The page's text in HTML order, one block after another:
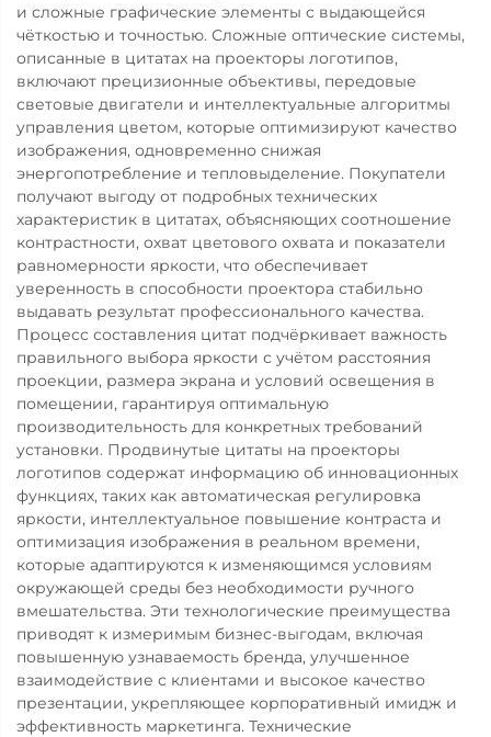
и сложные графические элементы с выдающейся
чёткостью и точностью. Сложные оптические системы,
описанные в цитатах на проекторы логотипов,
включают прецизионные объективы, передовые
световые двигатели и интеллектуальные алгоритмы
управления цветом, которые оптимизируют качество
изображения, одновременно снижая
энергопотребление и тепловыделение. Покупатели
получают выгоду от подробных технических
характеристик в цитатах, объясняющих соотношение
контрастности, охват цветового охвата и показатели
равномерности яркости, что обеспечивает
уверенность в способности проектора стабильно
выдавать результат профессионального качества.
Процесс составления цитат подчёркивает важность
правильного выбора яркости с учётом расстояния
проекции, размера экрана и условий освещения в
помещении, гарантируя оптимальную
производительность для конкретных требований
установки. Продвинутые цитаты на проекторы
логотипов содержат информацию об инновационных
функциях, таких как автоматическая регулировка
яркости, интеллектуальное повышение контраста и
оптимизация изображения в реальном времени,
которые адаптируются к изменяющимся условиям
окружающей среды без необходимости ручного
вмешательства. Эти технологические преимущества
приводят к измеримым бизнес-выгодам, включая
повышенную узнаваемость бренда, улучшенное
взаимодействие с клиентами и высокое качество
презентации, укрепляющее корпоративный имидж и
эффективность маркетинга. Технические